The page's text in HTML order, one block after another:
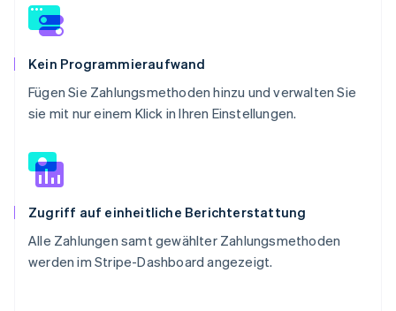
Kein Programmieraufwand
Fügen Sie Zahlungsmethoden hinzu und verwalten Sie
sie mit nur einem Klick in Ihren Einstellungen.
Zugriff auf einheitliche Berichterstattung
Alle Zahlungen samt gewählter Zahlungsmethoden
werden im Stripe-Dashboard angezeigt.